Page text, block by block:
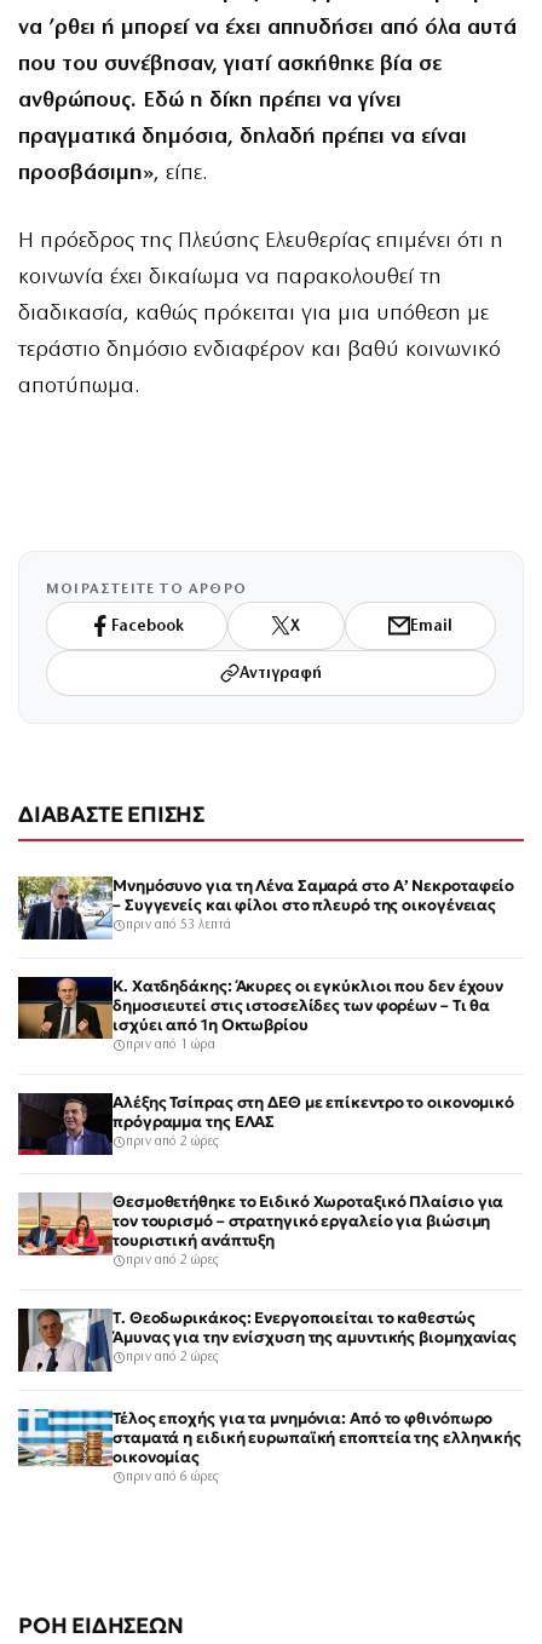
ΡΟΗ ΕΙΔΗΣΕΩΝ
να ’ρθει ή μπορεί να έχει απηυδήσει από όλα αυτά
που του συνέβησαν, γιατί ασκήθηκε βία σε
ανθρώπους. Εδώ η δίκη πρέπει να γίνει
πραγματικά δημόσια, δηλαδή πρέπει να είναι
προσβάσιμη», είπε.
Η πρόεδρος της Πλεύσης Ελευθερίας επιμένει ότι η
κοινωνία έχει δικαίωμα να παρακολουθεί τη
διαδικασία, καθώς πρόκειται για μια υπόθεση με
τεράστιο δημόσιο ενδιαφέρον και βαθύ κοινωνικό
αποτύπωμα.
ΜΟΙΡΑΣΤΕΙΤΕ ΤΟ ΑΡΘΡΟ
Facebook X Email
Αντιγραφή
ΔΙΑΒΑΣΤΕ ΕΠΙΣΗΣ
Μνημόσυνο για τη Λένα Σαμαρά στο Α’ Νεκροταφείο
– Συγγενείς και φίλοι στο πλευρό της οικογένειας
πριν από 53 λεπτά
Κ. Χατδηδάκης: Άκυρες οι εγκύκλιοι που δεν έχουν
δημοσιευτεί στις ιστοσελίδες των φορέων – Τι θα
ισχύει από 1η Οκτωβρίου
πριν από 1 ώρα
Αλέξης Τσίπρας στη ΔΕΘ με επίκεντρο το οικονομικό
πρόγραμμα της ΕΛΑΣ
πριν από 2 ώρες
Θεσμοθετήθηκε το Ειδικό Χωροταξικό Πλαίσιο για
τον τουρισμό – στρατηγικό εργαλείο για βιώσιμη
τουριστική ανάπτυξη
πριν από 2 ώρες
Τ. Θεοδωρικάκος: Ενεργοποιείται το καθεστώς
Άμυνας για την ενίσχυση της αμυντικής βιομηχανίας
πριν από 2 ώρες
Τέλος εποχής για τα μνημόνια: Από το φθινόπωρο
σταματά η ειδική ευρωπαϊκή εποπτεία της ελληνικής
οικονομίας
πριν από 6 ώρες